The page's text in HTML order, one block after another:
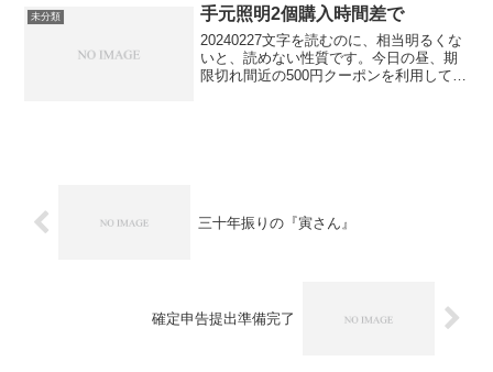
間を...
未分類 手元照明2個購入時間差で
20240227文字を読むのに、相当明るくな
いと、読めない性質です。今日の昼、期
限切れ間近の500円クーポンを利用して、
三十年振りの『寅さん』
確定申告提出準備完了